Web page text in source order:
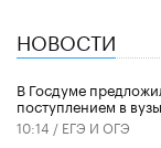
НОВОСТИ
В Госдуме
поступлением в вузы
10:14 / ЕГЭ И ОГЭ